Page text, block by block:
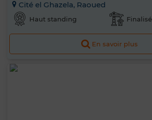
Cité el Ghazela, Raoued
Haut standing Finalisé
En savoir plus